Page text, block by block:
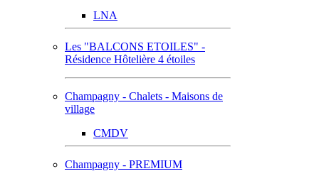
LNA
Les "BALCONS ETOILES" -
Résidence Hôtelière 4 étoiles
Champagny - Chalets - Maisons de
village
CMDV
Champagny - PREMIUM